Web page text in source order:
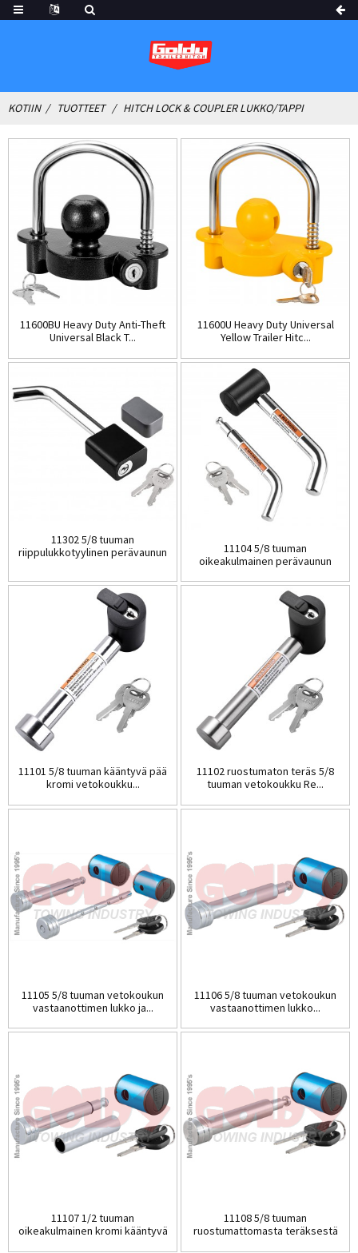
KOTIIN TUOTTEET HITCH LOCK & COUPLER LUKKO/TAPPI
11600BU Heavy Duty Anti-Theft
Universal Black T...
11600U Heavy Duty Universal
Yellow Trailer Hitc...
11302 5/8 tuuman
riippulukkotyylinen perävaunun
11104 5/8 tuuman
oikeakulmainen perävaunun
11101 5/8 tuuman kääntyvä pää
kromi vetokoukku...
11102 ruostumaton teräs 5/8
tuuman vetokoukku Re...
11105 5/8 tuuman vetokoukun
vastaanottimen lukko ja...
11106 5/8 tuuman vetokoukun
vastaanottimen lukko...
11107 1/2 tuuman
oikeakulmainen kromi kääntyvä
11108 5/8 tuuman
ruostumattomasta teräksestä